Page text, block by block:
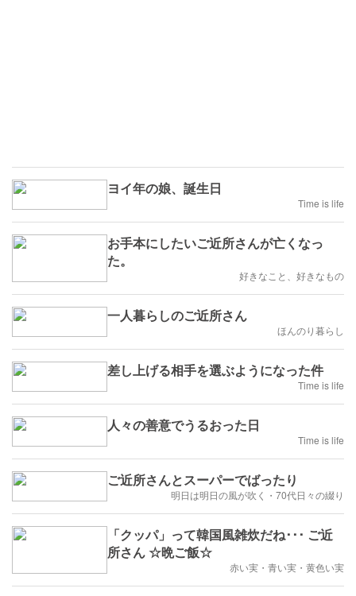
ヨイ年の娘、誕生日
Time is life
お手本にしたいご近所さんが亡くなっ
た。
好きなこと、好きなもの
一人暮らしのご近所さん
ほんのり暮らし
差し上げる相手を選ぶようになった件
Time is life
人々の善意でうるおった日
Time is life
ご近所さんとスーパーでばったり
明日は明日の風が吹く・70代日々の綴り
「クッパ」って韓国風雑炊だね･･･ ご近
所さん ☆晩ご飯☆
赤い実・青い実・黄色い実